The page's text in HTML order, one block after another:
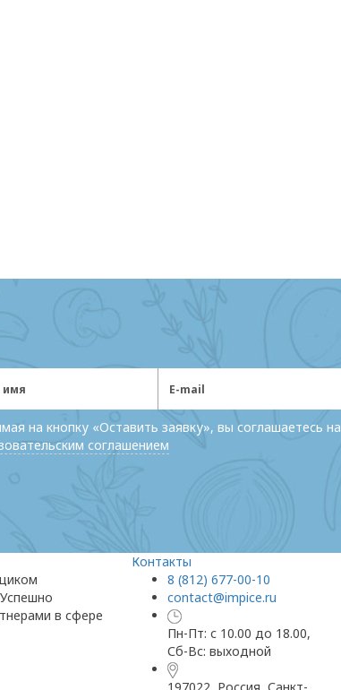
на кнопку «Оставить заявку», вы соглашаетесь
соглашением
в сфере
Контакты
8 (812) 677-00-10
contact@impice.ru
Пн-Пт: с 10.00 до 18.00,
Сб-Вс: выходной